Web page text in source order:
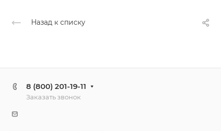
Назад к списку
8 (800) 201-19-11
Заказать звонок